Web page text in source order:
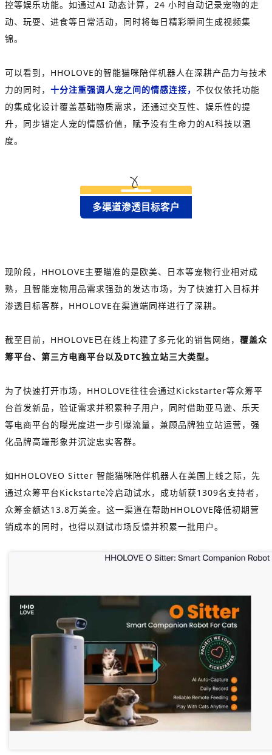
控等娱乐功能。如通过AI 动态计算，24 小时自动记录宠物的走
动、玩耍、进食等日常活动，同时将每日精彩瞬间生成视频集
锦。
可以看到，HHOLOVE的智能猫咪陪伴机器人在深耕产品力与技术
力的同时， 十分注重强调人宠之间的情感连接， 不仅仅依托功能
的集成化设计覆盖基础物质需求，还通过交互性、娱乐性的提
升，同步锚定人宠的情感价值，赋予没有生命力的AI科技以温
度。
多渠道渗透目标客户
现阶段，HHOLOVE主要瞄准的是欧美、日本等宠物行业相对成
熟，且智能宠物用品需求强劲的发达市场，为了快速打入目标并
渗透目标客群，HHOLOVE在渠道端同样进行了深耕。
截至目前，HHOLOVE已在线上构建了多元化的销售网络， 覆盖众
筹平台、第三方电商平台以及DTC独立站三大类型。
为了快速打开市场，HHOLOVE往往会通过Kickstarter等众筹平
台首发新品，验证需求并积累种子用户，同时借助亚马逊、乐天
等电商平台的曝光度进一步引爆流量，兼顾品牌独立站运营，强
化品牌高端形象并沉淀忠实客群。
如HHOLOVEO Sitter 智能猫咪陪伴机器人在美国上线之际，先
通过众筹平台Kickstarte冷启动试水，成功斩获1309名支持者，
众筹金额达13.8万美金。这一渠道在帮助HHOLOVE降低初期营
销成本的同时，也得以测试市场反馈并积累一批用户。